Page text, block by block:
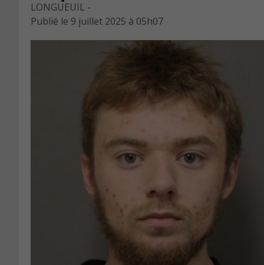
LONGUEUIL -
Publié le 9 juillet 2025 à 05h07